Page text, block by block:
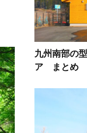
九州南部の
ア まとめ